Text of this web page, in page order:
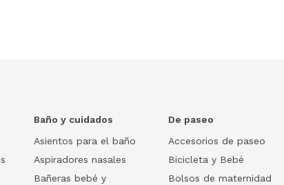
Baño y cuidados
Asientos para el baño
Aspiradores nasales
Bañeras bebé y
De paseo
Accesorios de paseo
Bicicleta y Bebé
Bolsos de maternidad